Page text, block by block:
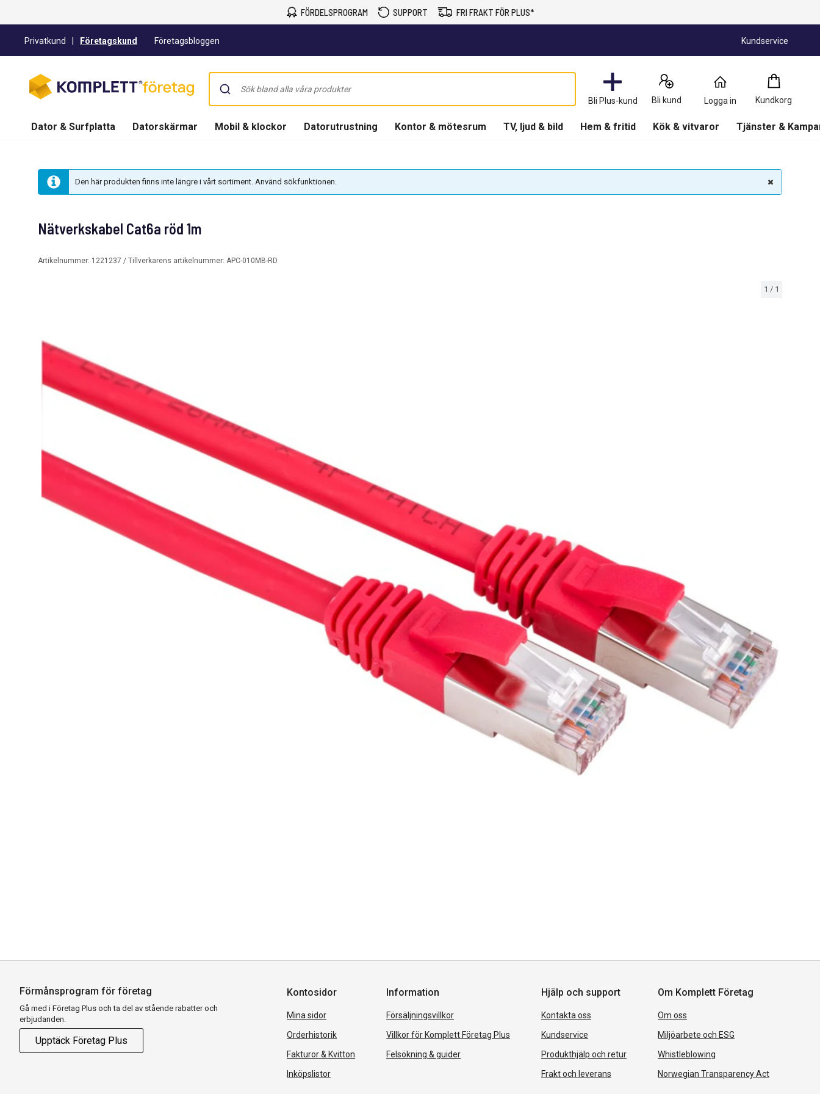
FÖRDELSPROGRAM SUPPORT FRI FRAKT FÖR PLUS*
Privatkund Företagskund Företagsbloggen Kundservice
Bli Plus-kund Bli kund Logga in Kundkorg
Kundkorg
0
Produkter
Dator & Surfplatta Datorskärmar Mobil & klockor Datorutrustning Kontor & mötesrum TV, ljud & bild Hem & fritid Kök & vitvaror Tjänster &
Den här produkten finns inte längre i vårt sortiment. Använd sökfunktionen.
1 / 1
Nätverkskabel Cat6a röd 1m
Artikelnummer: 1221237 / Tillverkarens artikelnummer: APC-010MB-RD
Förmånsprogram för företag
Gå med i Företag Plus och ta del av stående rabatter och
erbjudanden.
Upptäck Företag Plus
Kontosidor
Mina sidor
Orderhistorik
Fakturor & Kvitton
Inköpslistor
Information
Försäljningsvillkor
Villkor för Komplett Företag Plus
Felsökning & guider
Hjälp och support
Kontakta oss
Kundservice
Produkthjälp och retur
Frakt och leverans
Om Komplett Företag
Om oss
Miljöarbete och ESG
Whistleblowing
Norwegian Transparency Act